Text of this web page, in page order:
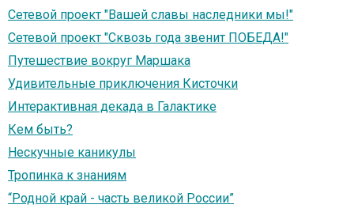
Сетевой проект "Вашей славы наследники мы!"
Сетевой проект "Сквозь года звенит ПОБЕДА!"
Путешествие вокруг Маршака
Удивительные приключения Кисточки
Интерактивная декада в Галактике
Кем быть?
Нескучные каникулы
Тропинка к знаниям
“Родной край - часть великой России”